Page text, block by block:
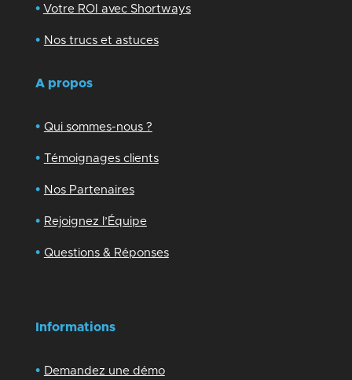
• Votre ROI avec Shortways
• Nos trucs et astuces
A propos
• Qui sommes-nous ?
• Témoignages clients
• Nos Partenaires
• Rejoignez l’Équipe
• Questions & Réponses
Informations
• Demandez une démo